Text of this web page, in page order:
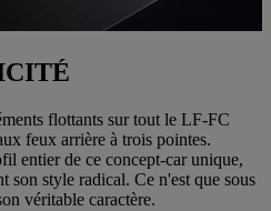
flottants sur tout le LF-FC
feux arrière à trois pointes.
entier de ce concept-car unique,
son style radical. Ce n'est que sous
véritable caractère.